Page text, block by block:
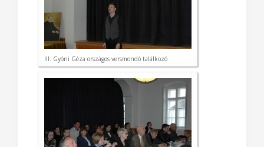
III. Gyóni Géza országos versmondó találkozó